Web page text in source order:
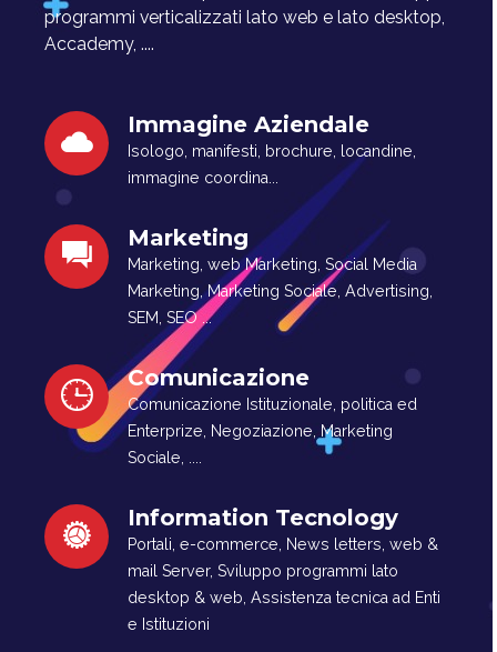
programmi verticalizzati lato web e lato desktop,
Accademy, ....
Immagine Aziendale
Isologo, manifesti, brochure, locandine,
immagine coordina...
Marketing
Marketing, web Marketing, Social Media
Marketing, Marketing Sociale, Advertising,
SEM, SEO ...
Comunicazione
Comunicazione Istituzionale, politica ed
Enterprize, Negoziazione, Marketing
Sociale, ....
Information Tecnology
Portali, e-commerce, News letters, web &
mail Server, Sviluppo programmi lato
desktop & web, Assistenza tecnica ad Enti
e Istituzioni